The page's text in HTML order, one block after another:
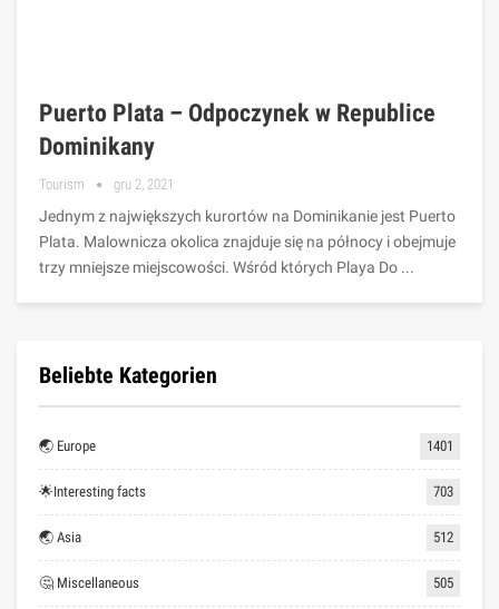
Puerto Plata – Odpoczynek w Republice
Dominikany
Tourism gru 2, 2021
Jednym z największych kurortów na Dominikanie jest Puerto
Plata. Malownicza okolica znajduje się na północy i obejmuje
trzy mniejsze miejscowości. Wśród których Playa Do ...
Beliebte Kategorien
🌏 Europe 1401
🌟Interesting facts 703
🌏 Asia 512
🤔 Miscellaneous 505